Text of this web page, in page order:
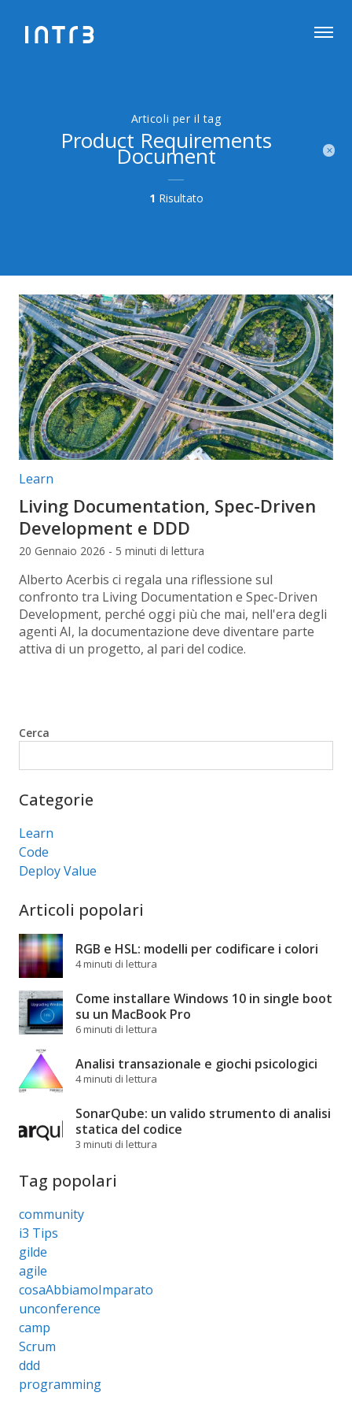
Articoli per il tag
Product Requirements
Document
1 Risultato
Categorie articolo:
Learn
Living Documentation, Spec-Driven
Development e DDD
20 Gennaio 2026 - 5 minuti di lettura
Alberto Acerbis ci regala una riflessione sul
confronto tra Living Documentation e Spec-Driven
Development, perché oggi più che mai, nell'era degli
agenti AI, la documentazione deve diventare parte
attiva di un progetto, al pari del codice.
Cerca
Categorie
Learn
Code
Deploy Value
Articoli popolari
RGB e HSL: modelli per codificare i colori
4 minuti di lettura
Come installare Windows 10 in single boot
su un MacBook Pro
6 minuti di lettura
Analisi transazionale e giochi psicologici
4 minuti di lettura
SonarQube: un valido strumento di analisi
statica del codice
3 minuti di lettura
Tag popolari
community
i3 Tips
gilde
agile
cosaAbbiamoImparato
unconference
camp
Scrum
ddd
programming